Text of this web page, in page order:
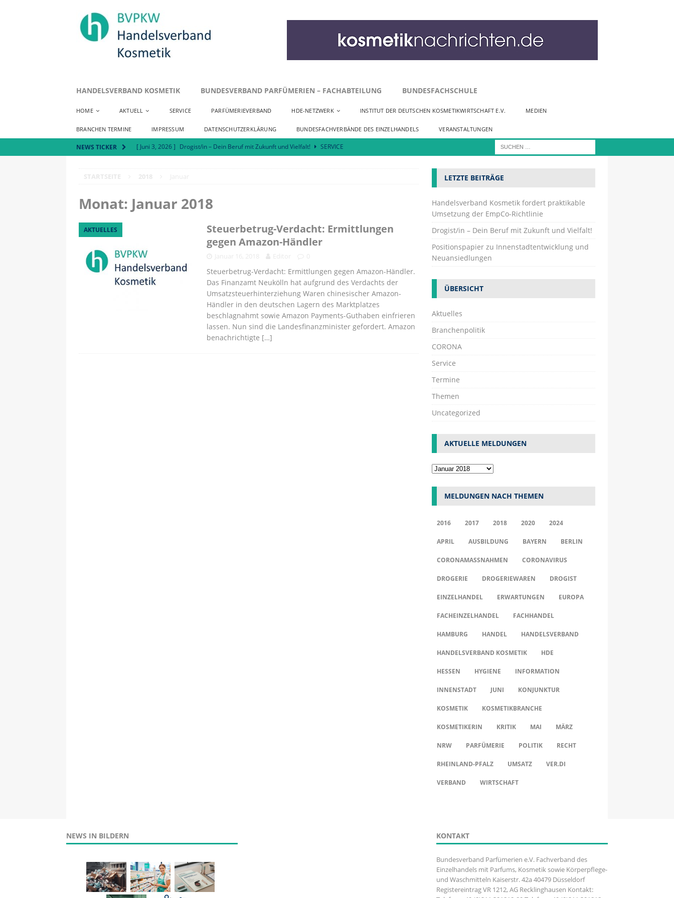
HANDELSVERBAND KOSMETIK BUNDESVERBAND PARFÜMERIEN – FACHABTEILUNG BUNDESFACHSCHULE
HOME AKTUELL SERVICE PARFÜMERIEVERBAND HDE-NETZWERK INSTITUT DER DEUTSCHEN KOSMETIKWIRTSCHAFT E.V. MEDIEN
BRANCHEN TERMINE IMPRESSUM DATENSCHUTZERKLÄRUNG BUNDESFACHVERBÄNDE DES EINZELHANDELS VERANSTALTUNGEN
NEWS TICKER [ Juni 3, 2026 ] Drogist/in – Dein Beruf mit Zukunft und Vielfalt!
SERVICE
Monat: Januar 2018
AKTUELLES
Steuerbetrug-Verdacht: Ermittlungen
gegen Amazon-Händler
Steuerbetrug-Verdacht: Ermittlungen gegen Amazon-Händler.
Das Finanzamt Neukölln hat aufgrund des Verdachts der
Umsatzsteuerhinterziehung Waren chinesischer Amazon-
Händler in den deutschen Lagern des Marktplatzes
beschlagnahmt sowie Amazon Payments-Guthaben einfrieren
lassen. Nun sind die Landesfinanzminister gefordert. Amazon
benachrichtigte […]
LETZTE BEITRÄGE
Handelsverband Kosmetik fordert praktikable
Umsetzung der EmpCo-Richtlinie
Drogist/in – Dein Beruf mit Zukunft und Vielfalt!
Positionspapier zu Innenstadtentwicklung und
Neuansiedlungen
ÜBERSICHT
Aktuelles
Branchenpolitik
CORONA
Service
Termine
Themen
Uncategorized
AKTUELLE MELDUNGEN
MELDUNGEN NACH THEMEN
2016 2017 2018 2020 2024
APRIL AUSBILDUNG BAYERN BERLIN
CORONAMASSNAHMEN CORONAVIRUS
DROGERIE DROGERIEWAREN DROGIST
EINZELHANDEL ERWARTUNGEN EUROPA
FACHEINZELHANDEL FACHHANDEL
HAMBURG HANDEL HANDELSVERBAND
HANDELSVERBAND KOSMETIK HDE
HESSEN HYGIENE INFORMATION
INNENSTADT JUNI KONJUNKTUR
KOSMETIK KOSMETIKBRANCHE
KOSMETIKERIN KRITIK MAI MÄRZ
NRW PARFÜMERIE POLITIK RECHT
RHEINLAND-PFALZ UMSATZ VER.DI
VERBAND WIRTSCHAFT
NEWS IN BILDERN KONTAKT
Bundesverband Parfümerien e.V. Fachverband des
Einzelhandels mit Parfums, Kosmetik sowie Körperpflege-
und Waschmitteln Kaiserstr. 42a 40479 Düsseldorf
Registereintrag VR 1212, AG Recklinghausen Kontakt: